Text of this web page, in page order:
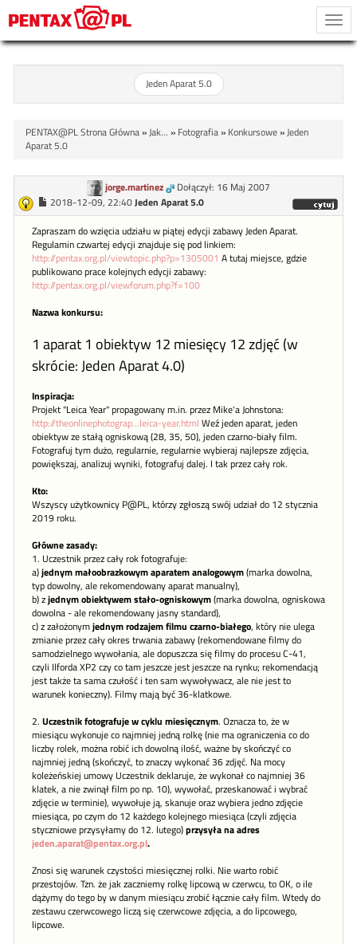
Jeden Aparat 5.0
PENTAX@PL Strona Główna»Jak... » Fotografia» Konkursowe»Jeden
Aparat 5.0
jorge.martinez
Dołączył: 16 Maj 2007
2018-12-09, 22:40Jeden Aparat 5.0
Zapraszam do wzięcia udziału w piątej edycji zabawy Jeden Aparat.
Regulamin czwartej edycji znajduje się pod linkiem:
http://pentax.org.pl/viewtopic.php?p=1305001 A tutaj miejsce, gdzie
publikowano prace kolejnych edycji zabawy:
http://pentax.org.pl/viewforum.php?f=100
Nazwa konkursu:
1 aparat 1 obiektyw 12 miesięcy 12 zdjęć (w
skrócie: Jeden Aparat 4.0)
Inspiracja:
Projekt "Leica Year" propagowany m.in. przez Mike'a Johnstona:
http://theonlinephotograp...leica-year.html Weź jeden aparat, jeden
obiektyw ze stałą ogniskową (28, 35, 50), jeden czarno-biały film.
Fotografuj tym dużo, regularnie, regularnie wybieraj najlepsze zdjęcia,
powiększaj, analizuj wyniki, fotografuj dalej. I tak przez cały rok.
Kto:
Wszyscy użytkownicy P@PL, którzy zgłoszą swój udział do 12 stycznia
2019 roku.
Główne zasady:
1. Uczestnik przez cały rok fotografuje:
a)jednym małoobrazkowym aparatem analogowym(marka dowolna,
typ dowolny, ale rekomendowany aparat manualny),
b) zjednym obiektywem stało-ogniskowym(marka dowolna, ogniskowa
dowolna - ale rekomendowany jasny standard),
c) z założonymjednym rodzajem filmu czarno-białego, który nie ulega
zmianie przez cały okres trwania zabawy (rekomendowane filmy do
samodzielnego wywołania, ale dopuszcza się filmy do procesu C-41,
czyli Ilforda XP2 czy co tam jeszcze jest jeszcze na rynku; rekomendacją
jest także ta sama czułość i ten sam wywoływacz, ale nie jest to
warunek konieczny). Filmy mają być 36-klatkowe.
2. Uczestnik fotografuje w cyklu miesięcznym. Oznacza to, że w
miesiącu wykonuje co najmniej jedną rolkę (nie ma ograniczenia co do
liczby rolek, można robić ich dowolną ilość, ważne by skończyć co
najmniej jedną (skończyć, to znaczy wykonać 36 zdjęć. Na mocy
koleżeńskiej umowy Uczestnik deklaruje, że wykonał co najmniej 36
klatek, a nie zwinął film po np. 10), wywołać, przeskanować i wybrać
zdjęcie w terminie), wywołuje ją, skanuje oraz wybiera jedno zdjęcie
miesiąca, po czym do 12 każdego kolejnego miesiąca (czyli zdjęcia
styczniowe przysyłamy do 12. lutego)przysyła na adres
jeden.aparat@pentax.org.pl.
Znosi się warunek czystości miesięcznej rolki. Nie warto robić
przestojów. Tzn. że jak zaczniemy rolkę lipcową w czerwcu, to OK, o ile
dążymy do tego by w danym miesiącu zrobić łącznie cały film. Wtedy do
zestawu czerwcowego liczą się czerwcowe zdjęcia, a do lipcowego,
lipcowe.